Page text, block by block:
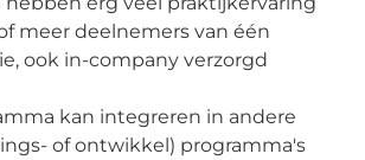
meer deelnemers van één
ook in-company verzorgd
kan integreren in andere
of ontwikkel) programma's